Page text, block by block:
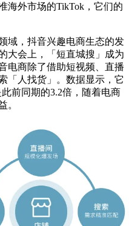
海外市场的TikTok，它们的
域，抖音兴趣电商生态的发
大会上，「短直城搜」成为
电商除了借助短视频、直播
「人找货」。数据显示，它
前同期的3.2倍，随着电商
。